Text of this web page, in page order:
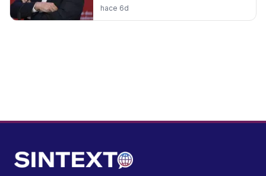
hace 6d